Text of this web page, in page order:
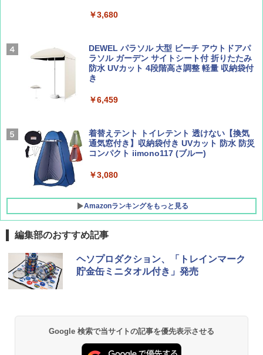
￥1,540
AIRLINE（エアライン）2026年9月号【特
集】ボーイング110周年を祝して！
￥1,760
パ
A09 地球の歩き方 イタリア 2026～2027 地
球の歩き方A ヨーロッパ
￥2,479
広げるだけ パッとサッとテント ブラックコ
ーティング フルクローズ メッシュ 3-4人用
簡単設置 ポップアップテント エクルベージ
ュ(BC仕様) PATC-150B(EB)
￥9,990
[キャンパーズコレクション 山善] 傘みたいに
広げるだけ パッとサッとテント キューブワ
イド ブラックコーティング フルクローズ メ
ATCW-150B エクルベージュ
￥3,680
DEWEL パラソル 大型 ビーチ アウトドアパ
ラソル ガーデン サイトシート付 折りたたみ
防水 UVカット 4段階高さ調整 軽量 収納袋付
き
￥6,459
着替えテント トイレテント 透けない【換気
通気窓付き】収納袋付き UVカット 防水 防災
コンパクト iimono117 (ブルー)
￥3,080
Amazonランキングをもっと見る
編集部のおすすめ記事
ヘソプロダクション、「トレインマーク
貯金缶ミニタオル付き」発売
Google 検索で当サイトの記事を優先表示させる